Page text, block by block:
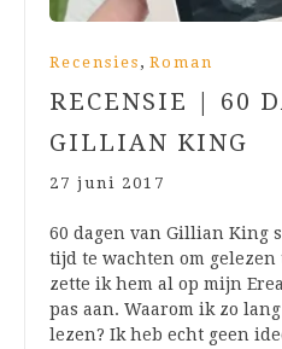
Recensies , Roman
RECENSIE | 60
GILLIAN KING
27 juni 2017
60 dagen van Gillian King
tijd te wachten om gelezen
zette ik hem al op mijn
pas aan. Waarom ik zo
lezen? Ik heb echt geen